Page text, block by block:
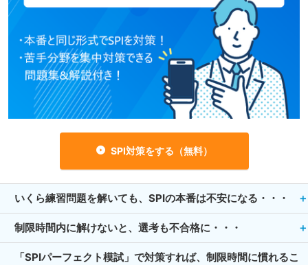
SPI対策をする（無料）
いくら練習問題を解いても、SPIの本番は不安になる・・・
制限時間内に解けないと、選考も不合格に・・・
「SPIパーフェクト模試」で対策すれば、制限時間に慣れるこ